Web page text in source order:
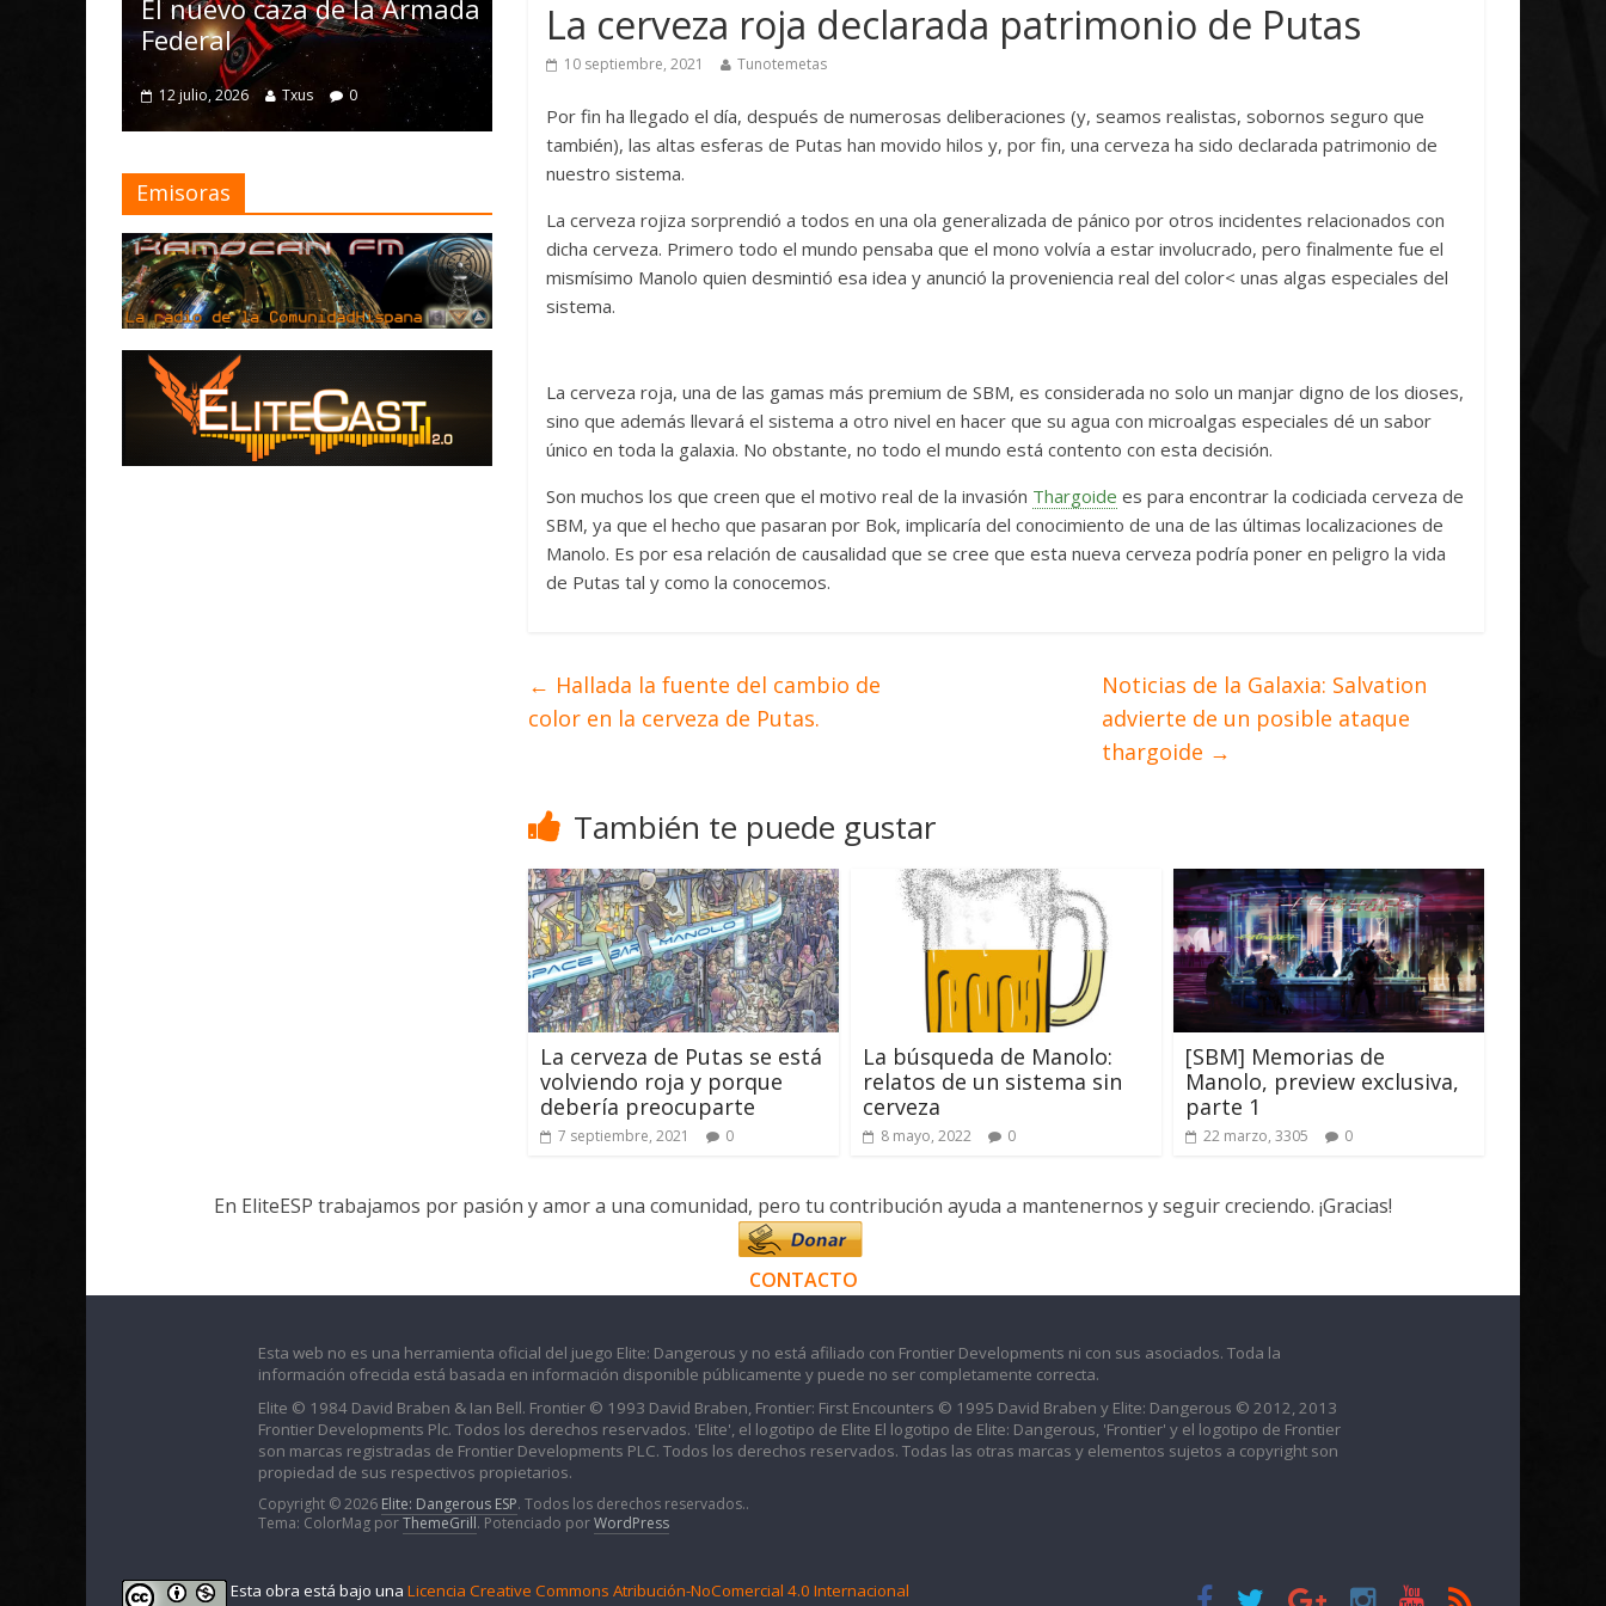
La cerveza roja declarada patrimonio de Putas
10 septiembre, 2021 Tunotemetas
Por fin ha llegado el día, después de numerosas deliberaciones (y, seamos realistas, sobornos seguro que
también), las altas esferas de Putas han movido hilos y, por fin, una cerveza ha sido declarada patrimonio de
nuestro sistema.
La cerveza rojiza sorprendió a todos en una ola generalizada de pánico por otros incidentes relacionados con
dicha cerveza. Primero todo el mundo pensaba que el mono volvía a estar involucrado, pero finalmente fue el
mismísimo Manolo quien desmintió esa idea y anunció la proveniencia real del color< unas algas especiales del
sistema.
La cerveza roja, una de las gamas más premium de SBM, es considerada no solo un manjar digno de los dioses,
sino que además llevará el sistema a otro nivel en hacer que su agua con microalgas especiales dé un sabor
único en toda la galaxia. No obstante, no todo el mundo está contento con esta decisión.
Son muchos los que creen que el motivo real de la invasión Thargoide es para encontrar la codiciada cerveza de
SBM, ya que el hecho que pasaran por Bok, implicaría del conocimiento de una de las últimas localizaciones de
Manolo. Es por esa relación de causalidad que se cree que esta nueva cerveza podría poner en peligro la vida
de Putas tal y como la conocemos.
← Hallada la fuente del cambio de
color en la cerveza de Putas.
Noticias de la Galaxia: Salvation
advierte de un posible ataque
thargoide →
También te puede gustar
La cerveza de Putas se está
volviendo roja y porque
debería preocuparte
7 septiembre, 2021 0
La búsqueda de Manolo:
relatos de un sistema sin
cerveza
8 mayo, 2022 0
[SBM] Memorias de
Manolo, preview exclusiva,
parte 1
22 marzo, 3305 0
caza de la Armada
mejoras
4 julio, 2026 Txus 0
Mayo de 2026
Initiative Concludes
Emisoras
En EliteESP trabajamos por pasión y amor a una comunidad, pero tu contribución ayuda a mantenernos y seguir creciendo. ¡Gracias!
CONTACTO
Esta web no es una herramienta oficial del juego Elite: Dangerous y no está afiliado con Frontier Developments ni con sus asociados. Toda la
información ofrecida está basada en información disponible públicamente y puede no ser completamente correcta.
Elite © 1984 David Braben & Ian Bell. Frontier © 1993 David Braben, Frontier: First Encounters © 1995 David Braben y Elite: Dangerous © 2012, 2013
Frontier Developments Plc. Todos los derechos reservados. 'Elite', el logotipo de Elite El logotipo de Elite: Dangerous, 'Frontier' y el logotipo de Frontier
son marcas registradas de Frontier Developments PLC. Todos los derechos reservados. Todas las otras marcas y elementos sujetos a copyright son
propiedad de sus respectivos propietarios.
Copyright © 2026 Elite: Dangerous ESP. Todos los derechos reservados..
Tema: ColorMag porThemeGrill. Potenciado porWordPress
Esta obra está bajo una Licencia Creative Commons Atribución-NoComercial 4.0 Internacional